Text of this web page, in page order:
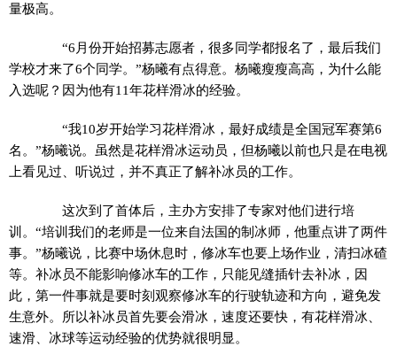
量极高。
“6月份开始招募志愿者，很多同学都报名了，最后我们
学校才来了6个同学。”杨曦有点得意。杨曦瘦瘦高高，为什么能
入选呢？因为他有11年花样滑冰的经验。
“我10岁开始学习花样滑冰，最好成绩是全国冠军赛第6
名。”杨曦说。虽然是花样滑冰运动员，但杨曦以前也只是在电视
上看见过、听说过，并不真正了解补冰员的工作。
这次到了首体后，主办方安排了专家对他们进行培
训。“培训我们的老师是一位来自法国的制冰师，他重点讲了两件
事。”杨曦说，比赛中场休息时，修冰车也要上场作业，清扫冰碴
等。补冰员不能影响修冰车的工作，只能见缝插针去补冰，因
此，第一件事就是要时刻观察修冰车的行驶轨迹和方向，避免发
生意外。所以补冰员首先要会滑冰，速度还要快，有花样滑冰、
速滑、冰球等运动经验的优势就很明显。